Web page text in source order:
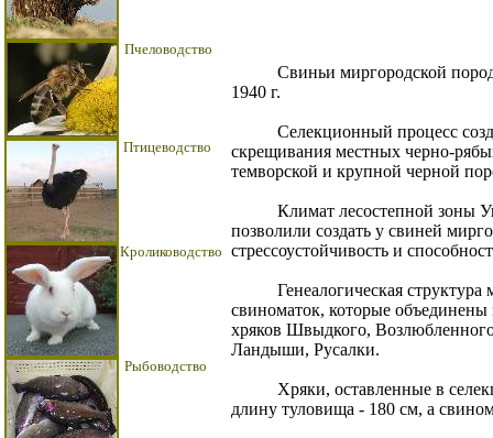
Пчеловодство
Птицеводство
Кролиководство
Рыбоводство
Свиньи миргородской
1940 г.
Селекционный процесс
скрещивания местных черно-
темворской и крупной черной
Климат лесостепной зоны
позволили создать у свиней
стрессоустойчивость и
Генеалогическая структура
свиноматок, которые
хряков Швыдкого,
Ландыши, Русалки.
Хряки, оставленные в
длину туловища - 180 см, а